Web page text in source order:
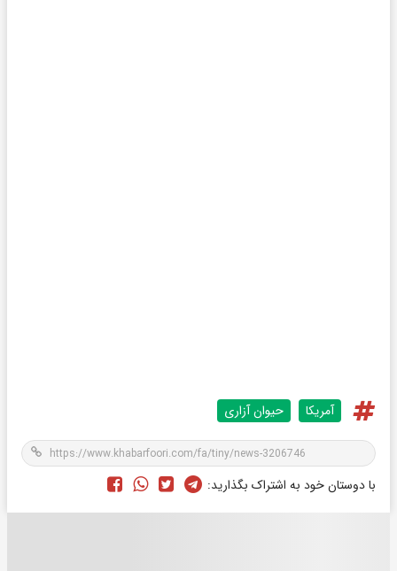
آمریکا حیوان آزاری
با دوستان خود به اشتراک بگذارید: